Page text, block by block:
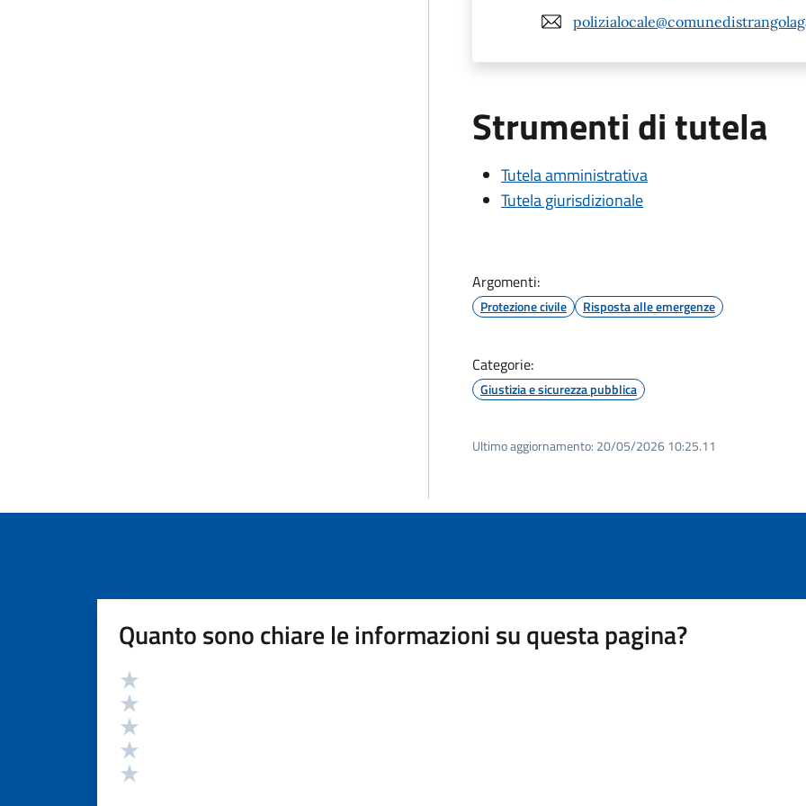
Strumenti di tutela
Tutela amministrativa
Tutela giurisdizionale
Argomenti:
Protezione civile Risposta alle emergenze
Categorie:
Giustizia e sicurezza pubblica
Ultimo aggiornamento: 20/05/2026 10:25.11
Quanto sono chiare le informazioni su questa pagina?
Valutazione